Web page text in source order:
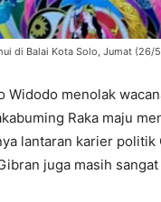
di Balai Kota Solo, Jumat
Widodo menolak
Raka maju
lantaran karier
juga masih sangat